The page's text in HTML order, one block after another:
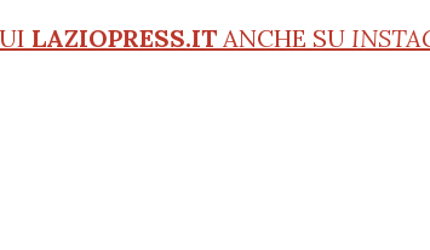
LAZIOPRESS.IT ANCHE SU